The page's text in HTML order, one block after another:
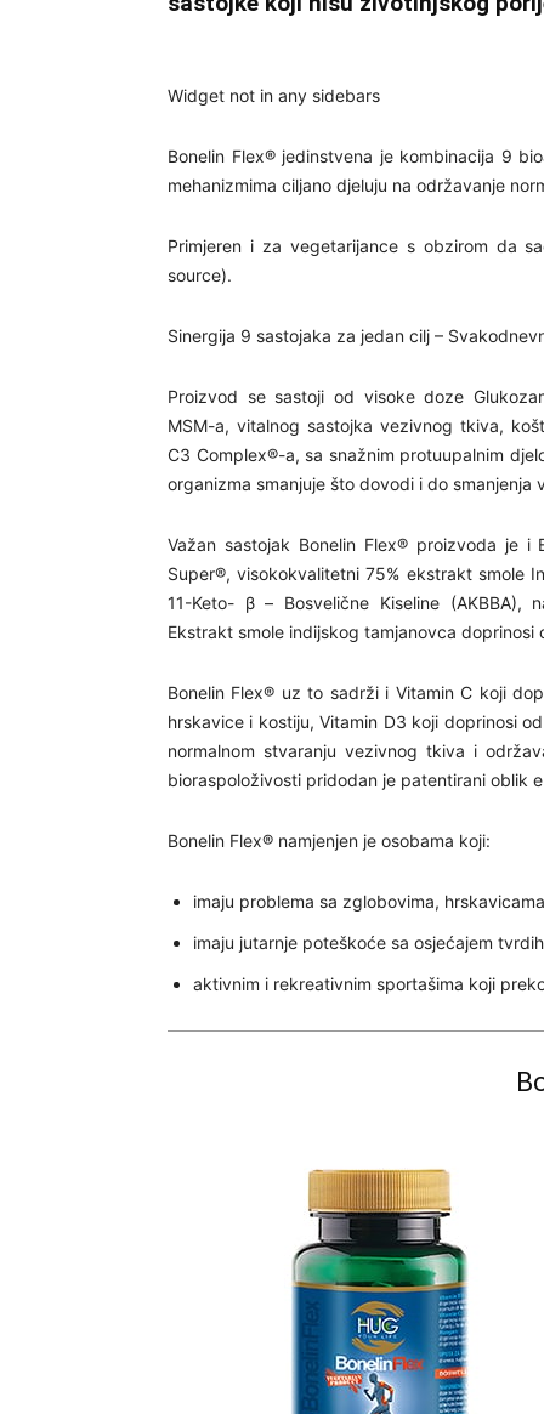
Widget not in any sidebars
Bonelin Flex® jedinstvena je kombinacija 9
mehanizmima ciljano djeluju na održavanje
Primjeren i za vegetarijance s obzirom da
source).
Sinergija 9 sastojaka za jedan cilj –
Proizvod se sastoji od visoke doze
MSM-a, vitalnog sastojka vezivnog tkiva,
C3 Complex®-a, sa snažnim protuupalnim
organizma smanjuje što dovodi i do
Važan sastojak Bonelin Flex® proizvoda je i
Super®, visokokvalitetni 75% ekstrakt smole
11-Keto- β – Bosvelične Kiseline (AKBBA),
Ekstrakt smole indijskog tamjanovca
Bonelin Flex® uz to sadrži i Vitamin C koji
hrskavice i kostiju, Vitamin D3 koji doprinosi
normalnom stvaranju vezivnog tkiva i
bioraspoloživosti pridodan je patentirani oblik
Bonelin Flex® namjenjen je osobama koji:
imaju problema sa zglobovima,
imaju jutarnje poteškoće sa osjećajem
aktivnim i rekreativnim sportašima koji